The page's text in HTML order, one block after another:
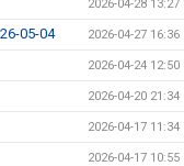
2026-04-28 13:27
05-04 2026-04-27 16:36
2026-04-24 12:50
2026-04-20 21:34
2026-04-17 11:34
2026-04-17 10:55